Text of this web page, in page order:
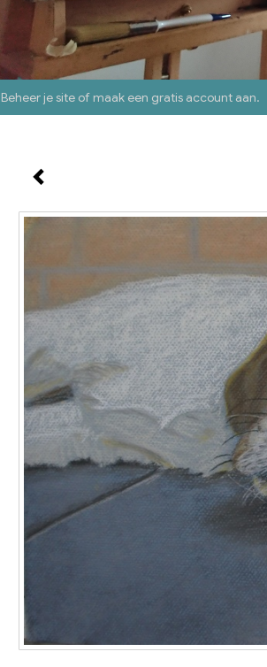
Beheer je site ofmaak een gratis account aan.